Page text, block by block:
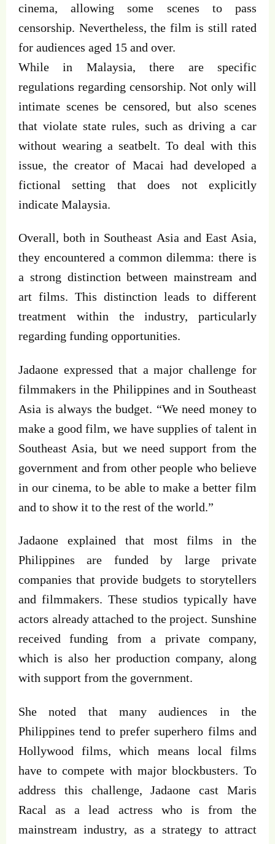
cinema, allowing some scenes to pass
censorship. Nevertheless, the film is still rated
for audiences aged 15 and over.
While in Malaysia, there are specific
regulations regarding censorship. Not only will
intimate scenes be censored, but also scenes
that violate state rules, such as driving a car
without wearing a seatbelt. To deal with this
issue, the creator of Macai had developed a
fictional setting that does not explicitly
indicate Malaysia.
Overall, both in Southeast Asia and East Asia,
they encountered a common dilemma: there is
a strong distinction between mainstream and
art films. This distinction leads to different
treatment within the industry, particularly
regarding funding opportunities.
Jadaone expressed that a major challenge for
filmmakers in the Philippines and in Southeast
Asia is always the budget. “We need money to
make a good film, we have supplies of talent in
Southeast Asia, but we need support from the
government and from other people who believe
in our cinema, to be able to make a better film
and to show it to the rest of the world.”
Jadaone explained that most films in the
Philippines are funded by large private
companies that provide budgets to storytellers
and filmmakers. These studios typically have
actors already attached to the project. Sunshine
received funding from a private company,
which is also her production company, along
with support from the government.
She noted that many audiences in the
Philippines tend to prefer superhero films and
Hollywood films, which means local films
have to compete with major blockbusters. To
address this challenge, Jadaone cast Maris
Racal as a lead actress who is from the
mainstream industry, as a strategy to attract